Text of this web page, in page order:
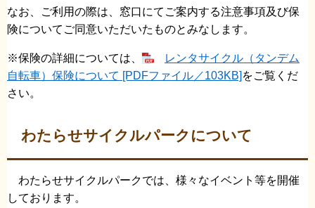
なお、ご利用の際は、窓口にてご案内する注意事項及び保
険についてご同意いただいたものとみなします。
※保険の詳細については、
レンタサイクル（タンデム
自転車）保険について [PDFファイル／103KB] をご覧くだ
さい。
わたらせサイクルパークについて
わたらせサイクルパークでは、様々なイベント等を開催
しております。